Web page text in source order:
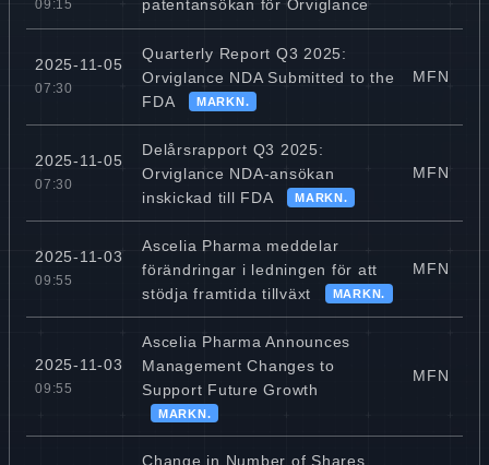
09:15
patentansökan för Orviglance
2025-11-05
07:30
Quarterly Report Q3 2025:
Orviglance NDA Submitted to the
FDA
MARKN.
MFN
2025-11-05
07:30
Delårsrapport Q3 2025:
Orviglance NDA-ansökan
inskickad till FDA
MARKN.
MFN
2025-11-03
09:55
Ascelia Pharma meddelar
förändringar i ledningen för att
stödja framtida tillväxt
MARKN.
MFN
2025-11-03
09:55
Ascelia Pharma Announces
Management Changes to
Support Future Growth
MARKN.
MFN
Change in Number of Shares